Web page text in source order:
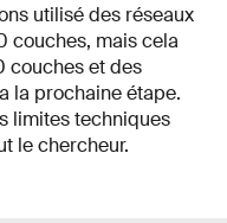
utilisé des réseaux
couches, mais cela
couches et des
la prochaine étape.
limites techniques
le chercheur.